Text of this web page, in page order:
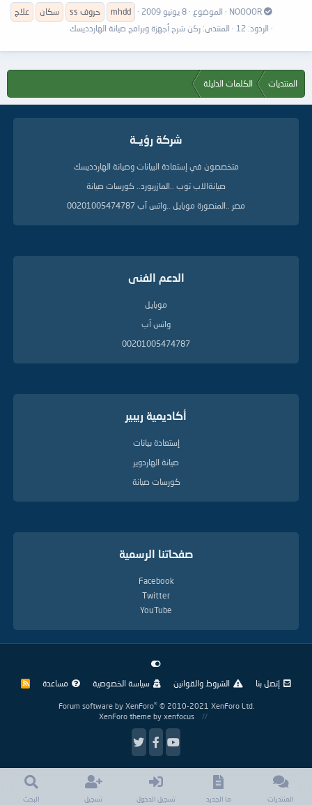
NOOOOR
الموضوع 8 يونيو 2009 mhdd حروف ss سكان
علاج
الردود: 12
المنتدى: ركن شرح أجهزة وبرامج صيانة الهاردديسك
المنتديات الكلمات الدليلة
شركة رؤيــة
متخصصون في إستعادة البيانات وصيانة الهاردديسك
صيانةالاب توب ..المازربورد.. كورسات صيانة
مصر ..المنصورة موبايل ..واتس آب 00201005474787
الدعم الفنى
موبايل
واتس آب
00201005474787
أكاديمية ريبير
إستعادة بيانات
صيانة الهاردوير
كورسات صيانة
صفحاتنا الرسمية
Facebook
Twitter
YouTube
إتصل بنا الشروط والقوانين سياسة الخصوصية مساعدة
R
Forum software by XenForo® © 2010-2021 XenForo Ltd.
XenForo theme by xenfocus
المنتديات ما الجديد تسجيل الدخول تسجيل البحث